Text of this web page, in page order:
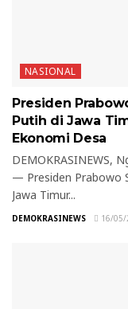
NASIONAL
Presiden
Putih di Jawa
Ekonomi Desa
DEMOKRASINEWS,
— Presiden Prabowo
Jawa Timur...
DEMOKRASINEWS 16/05/